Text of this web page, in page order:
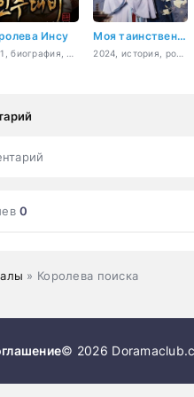
Инсу Моя таинственная жена
0
» Королева поиска
© 2026